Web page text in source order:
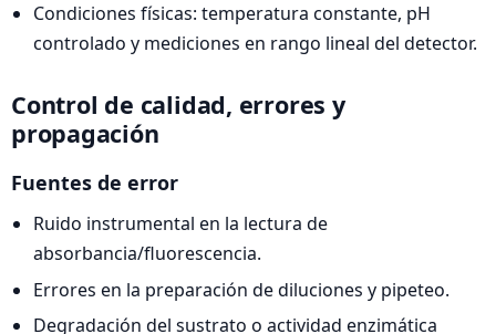
Condiciones físicas: temperatura constante, pH
controlado y mediciones en rango lineal del detector.
Control de calidad, errores y
propagación
Fuentes de error
Ruido instrumental en la lectura de
absorbancia/fluorescencia.
Errores en la preparación de diluciones y pipeteo.
Degradación del sustrato o actividad enzimática